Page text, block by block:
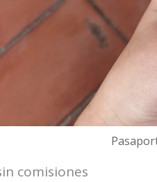
comisiones